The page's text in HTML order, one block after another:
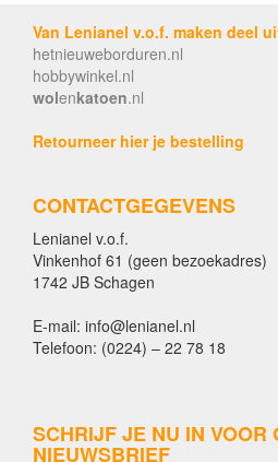
Van Lenianel v.o.f. maken deel
hetnieuweborduren.nl
hobbywinkel.nl
wolenkatoen.nl
Retourneer hier je bestelling
CONTACTGEGEVENS
Lenianel v.o.f.
Vinkenhof 61 (geen bezoekadres)
1742 JB Schagen
E-mail: info@lenianel.nl
Telefoon: (0224) – 22 78 18
SCHRIJF JE NU IN VOOR
NIEUWSBRIEF